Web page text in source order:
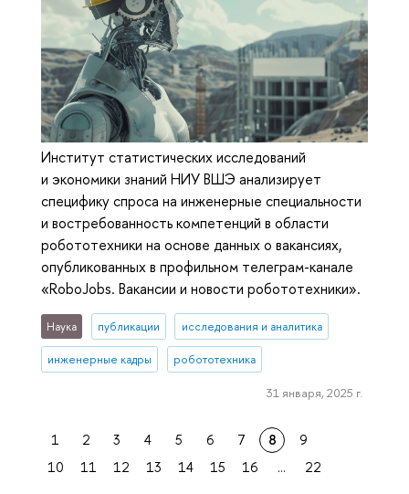
Институт статистических исследований
и экономики знаний НИУ ВШЭ анализирует
специфику спроса на инженерные специальности
и востребованность компетенций в области
робототехники на основе данных о вакансиях,
опубликованных в профильном телеграм-канале
«RoboJobs. Вакансии и новости робототехники».
Наука публикации исследования и аналитика
инженерные кадры робототехника
31 января, 2025 г.
1 2 3 4 5 6 7 8
9
10
11 12 13 14 15 16 ... 22